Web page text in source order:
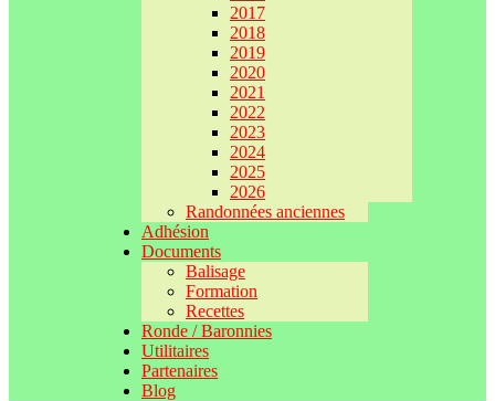
2017
2018
2019
2020
2021
2022
2023
2024
2025
2026
Randonnées anciennes
Adhésion
Documents
Balisage
Formation
Recettes
Ronde / Baronnies
Utilitaires
Partenaires
Blog